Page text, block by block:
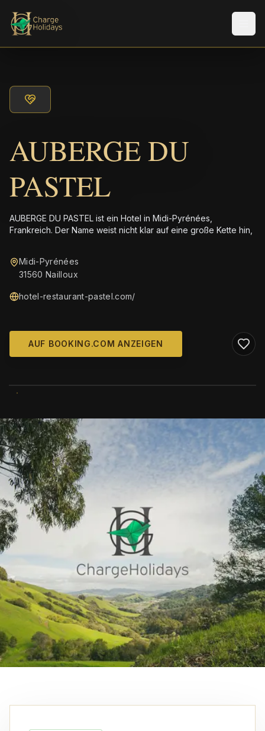
AUBERGE DU
PASTEL
AUBERGE DU PASTEL ist ein Hotel in Midi-Pyrénées,
Frankreich. Der Name weist nicht klar auf eine große Kette hin,
Midi-Pyrénées
31560 Nailloux
hotel-restaurant-pastel.com/
AUF BOOKING.COM ANZEIGEN